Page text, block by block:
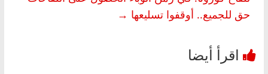
حق للجميع.. أوقفوا تسليعها →